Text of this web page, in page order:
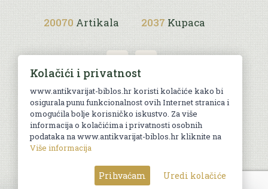
20070 Artikala 2037 Kupaca
Uvjeti kupnje
© Sva prava pridržana. Web by
Kolačići i privatnost
www.antikvarijat-biblos.hr koristi kolačiće kako bi
osigurala punu funkcionalnost ovih Internet stranica i
omogućila bolje korisničko iskustvo. Za više
informacija o kolačićima i privatnosti osobnih
podataka na www.antikvarijat-biblos.hr kliknite na
Više informacija
Prihvaćam Uredi kolačiće